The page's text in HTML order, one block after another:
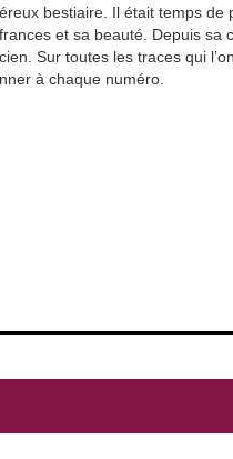
bestiaire. Il était temps de
et sa beauté. Depuis sa
Sur toutes les traces qui
à chaque numéro.